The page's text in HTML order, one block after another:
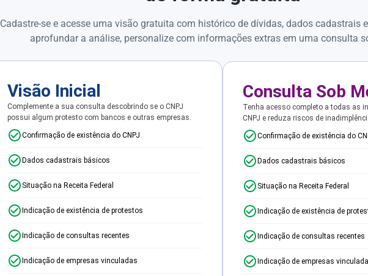
Cadastre-se e acesse uma visão gratuita com histórico de dívidas, dados cadastrais
aprofundar a análise, personalize com informações extras em uma consulta
Visão Inicial
Complemente a sua consulta descobrindo se o CNPJ
possui algum protesto com bancos e outras empresas.
Confirmação de existência do CNPJ
Dados cadastrais básicos
Situação na Receita Federal
Indicação de existência de protestos
Indicação de consultas recentes
Indicação de empresas vinculadas
Consulta Sob
Tenha acesso completo a todas as
CNPJ e reduza riscos de
Confirmação de existência do
Dados cadastrais básicos
Situação na Receita Federal
Indicação de existência de
Indicação de consultas recentes
Indicação de empresas